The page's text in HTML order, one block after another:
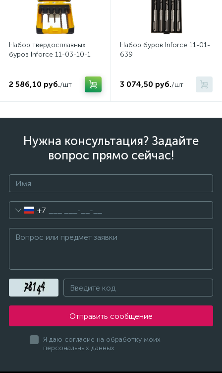
Набор твердосплавных
буров Inforce 11-03-10-1
2 586,10 руб./шт
Набор буров Inforce 11-01-
639
3 074,50 руб./шт
Нужна консультация? Задайте
вопрос прямо сейчас!
+7
Отправить сообщение
Я даю согласие на обработку моих
персональных данных